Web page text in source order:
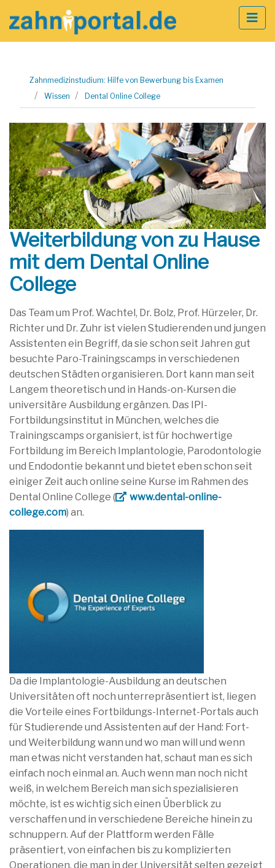
springen
Zahnmedizinstudium: Hilfe von Bewerbung bis Examen
Wissen
Dental Online College
Weiterbildung von zu Hause
mit dem Dental Online
College
Das Team um Prof. Wachtel, Dr. Bolz, Prof. Hürzeler, Dr.
Richter und Dr. Zuhr ist vielen Studierenden und jungen
Assistenten ein Begriff, da sie schon seit Jahren gut
besuchte Paro-Trainingscamps in verschiedenen
deutschen Städten organisieren. Dort kann man seit
Langem theoretisch und in Hands-on-Kursen die
universitäre Ausbildung ergänzen. Das IPI-
Fortbildungsinstitut in München, welches die
Trainingscamps organisiert, ist für hochwertige
Fortbildung im Bereich Implantologie, Parodontologie
und Endodontie bekannt und bietet eben schon seit
einiger Zeit auch online seine Kurse im Rahmen des
Dental Online College (
www.dental-online-
college.com) an.
Da die Implantologie-Ausbildung an deutschen
Universitäten oft noch unterrepräsentiert ist, liegen
die Vorteile eines Fortbildungs-Internet-Portals auch
für Studierende und Assistenten auf der Hand: Fort-
und Weiterbildung wann und wo man will und wenn
man etwas nicht verstanden hat, schaut man es sich
einfach noch einmal an. Auch wenn man noch nicht
weiß, in welchem Bereich man sich spezialisieren
möchte, ist es wichtig sich einen Überblick zu
verschaffen und in verschiedene Bereiche hinein zu
schnuppern. Auf der Plattform werden Fälle
präsentiert, von einfachen bis zu komplizierten
Operationen, die man in der Universität selten gezeigt